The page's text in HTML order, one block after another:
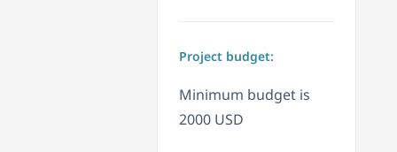
Project budget:
Minimum budget is
2000 USD